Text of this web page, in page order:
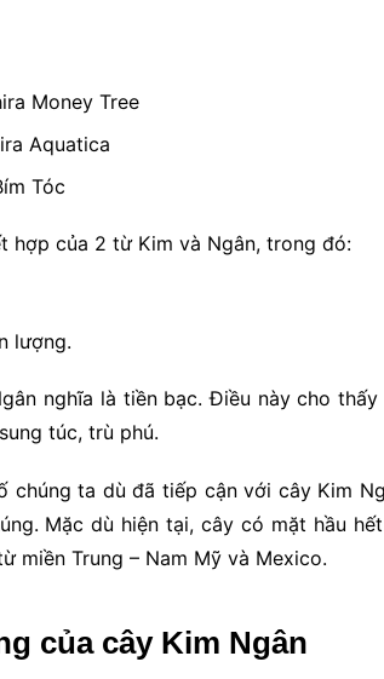
Money Tree
Aquatica
Tóc
hợp của 2 từ Kim và Ngân, trong đó:
lượng.
nghĩa là tiền bạc. Điều này cho
túc, trù phú.
chúng ta dù đã tiếp cận với cây Kim
Mặc dù hiện tại, cây có mặt hầu
miền Trung – Nam Mỹ và Mexico.
của cây Kim Ngân